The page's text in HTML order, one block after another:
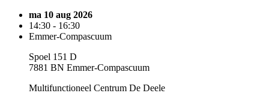
ma 10 aug 2026
14:30 - 16:30
Emmer-Compascuum
Spoel 151 D
7881 BN Emmer-Compascuum
Multifunctioneel Centrum De Deele